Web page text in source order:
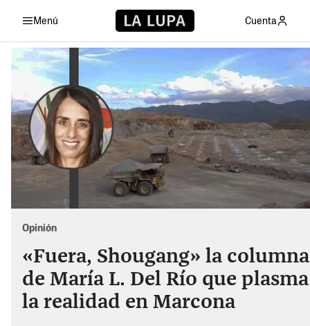
Menú Cuenta
Opinión
«Fuera, Shougang» la columna
de María L. Del Río que plasma
la realidad en Marcona